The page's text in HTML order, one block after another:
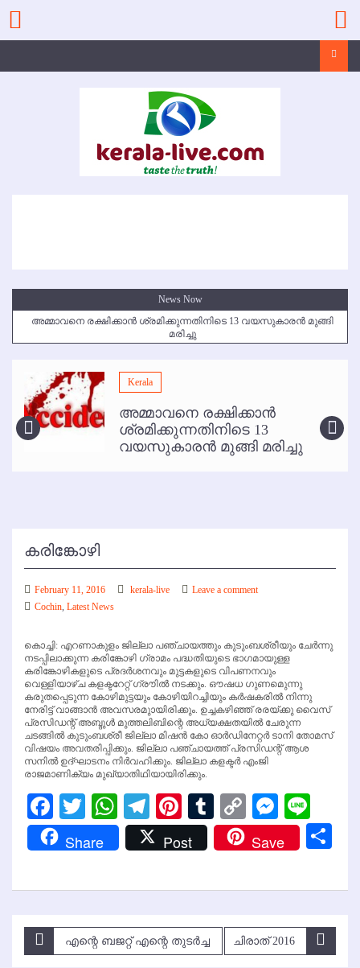
content
News Now
അമ്മാവനെ രക്ഷിക്കാന്‍ ശ്രമിക്കുന്നതിനിടെ 13 വയസുകാരന്‍ മുങ്ങി
മരിച്ചു
മമ്പുറം ആണ്ടു നേര്‍ച്ച ജൂണ്‍ 17 മുതല്‍
ഇനി രമേശ് പിഷാരടി സ്റ്റേജ് ഷോകള്‍ക്ക് ഇല്ല
കോഴിക്കോട് വിമാനത്താവളത്തില്‍ അനധികൃത പാര്‍ക്കിംഗ് പിരിവ് :
പരാതി തള്ളി
Kerala
അമ്മാവനെ രക്ഷിക്കാന്‍
ശ്രമിക്കുന്നതിനിടെ 13
വയസുകാരന്‍ മുങ്ങി മരിച്ചു
കരിങ്കോഴി
February 11, 2016 kerala-live
Leave a comment
Cochin Latest News
കൊച്ചി: എറണാകുളം ജില്ലാ പഞ്ചായത്തും കുടുംബശ്രീയും ചേര്‍ന്നു
നടപ്പിലാക്കുന്ന കരിങ്കോഴി ഗ്രാമം പദ്ധതിയുടെ ഭാഗമായുള്ള
കരിങ്കോഴികളുടെ പ്രദര്‍ശനവും മുട്ടകളുടെ വിപണനവും
വെള്ളിയാഴ്ച കളക്ടറേറ്റ് ഗ്രൗില്‍ നടക്കും. ഔഷധ ഗുണമുെന്നു
കരുതപ്പെടുന്ന കോഴിമുട്ടയും കോഴിയിറച്ചിയും കര്‍ഷകരില്‍ നിന്നു
നേരിട്ട് വാങ്ങാന്‍ അവസരമുായിരിക്കും. ഉച്ചകഴിഞ്ഞ് രരയ്ക്കു വൈസ്
പ്രസിഡന്റ് അബ്ദുള്‍ മുത്തലിബിന്റെ അധ്യക്ഷതയില്‍ ചേരുന്ന
ചടങ്ങില്‍ കുടുംബശ്രീ ജില്ലാ മിഷന്‍ കോ ഓര്‍ഡിനേറ്റര്‍ ടാനി തോമസ്
വിഷയം അവതരിപ്പിക്കും. ജില്ലാ പഞ്ചായത്ത് പ്രസിഡന്റ് ആശ
സനില്‍ ഉദ്ഘാടനം നിര്‍വഹിക്കും. ജില്ലാ കളക്ടര്‍ എംജി
രാജമാണിക്യം മുഖ്യാതിഥിയായിരിക്കും.
Facebook
Twitter
WhatsApp
Telegram
Pinterest
Tumblr
Copy
Link
Share Post Save
Post
navigation
എന്റെ ബജറ്റ് എന്റെ തുടര്‍ച്ച ചിരാത് 2016